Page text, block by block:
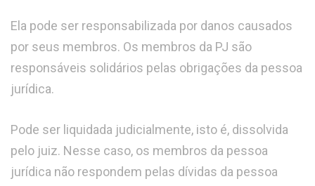
Ela pode ser responsabilizada por danos causados
por seus membros. Os membros da PJ são
responsáveis solidários pelas obrigações da pessoa
jurídica.
Pode ser liquidada judicialmente, isto é, dissolvida
pelo juiz. Nesse caso, os membros da pessoa
jurídica não respondem pelas dívidas da pessoa